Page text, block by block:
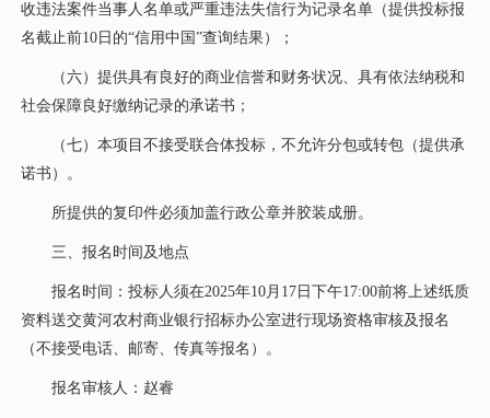
收违法案件当事人名单或严重违法失信行为记录名单（提供投标报
名截止前10日的“信用中国”查询结果）；
（六）提供具有良好的商业信誉和财务状况、具有依法纳税和
社会保障良好缴纳记录的承诺书；
（七）本项目不接受联合体投标，不允许分包或转包（提供承
诺书）。
所提供的复印件必须加盖行政公章并胶装成册。
三、报名时间及地点
报名时间： 投标人须在2025年10月17日下午17:00前将上述纸质
资料送交黄河农村商业银行招标办公室进行现场资格审核及报名
（不接受电话、邮寄、传真等报名）。
报名审核人：赵睿